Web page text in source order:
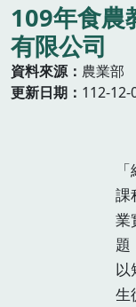
109年食農
有限公司
資料來源
農業部
更新日期
112-12-
課
業
題
以
生